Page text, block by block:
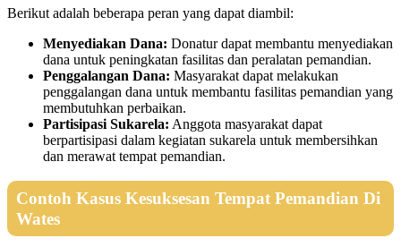
Berikut adalah beberapa peran yang dapat diambil:
Menyediakan Dana: Donatur dapat membantu menyediakan
dana untuk peningkatan fasilitas dan peralatan pemandian.
Penggalangan Dana: Masyarakat dapat melakukan
penggalangan dana untuk membantu fasilitas pemandian yang
membutuhkan perbaikan.
Partisipasi Sukarela: Anggota masyarakat dapat
berpartisipasi dalam kegiatan sukarela untuk membersihkan
dan merawat tempat pemandian.
Contoh Kasus Kesuksesan Tempat Pemandian Di
Wates